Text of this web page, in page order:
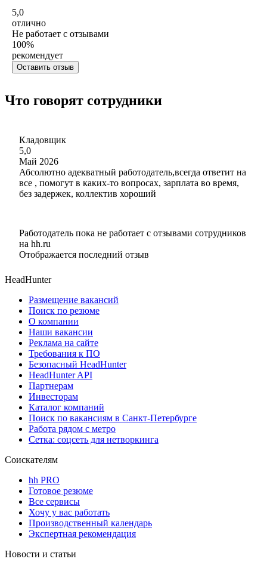
5,0
отлично
Не работает с отзывами
100%
рекомендует
Оставить отзыв
Что говорят сотрудники
Кладовщик
5,0
Май 2026
Абсолютно адекватный работодатель,всегда ответит на
все , помогут в каких-то вопросах, зарплата во время,
без задержек, коллектив хороший
Работодатель пока не работает с отзывами сотрудников
на hh.ru
Отображается последний отзыв
HeadHunter
Размещение вакансий
Поиск по резюме
О компании
Наши вакансии
Реклама на сайте
Требования к ПО
Безопасный HeadHunter
HeadHunter API
Партнерам
Инвесторам
Каталог компаний
Поиск по вакансиям в Санкт-Петербурге
Работа рядом с метро
Сетка: соцсеть для нетворкинга
Соискателям
hh PRO
Готовое резюме
Все сервисы
Хочу у вас работать
Производственный календарь
Экспертная рекомендация
Новости и статьи